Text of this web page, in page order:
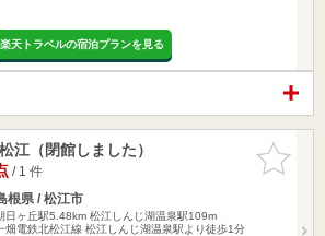
楽天トラベルの宿泊プランを見る
お気に入
りに追加
江（閉館しました）
/ 1 件
根県 / 松江市
日ヶ丘駅5.48km 松江しんじ湖温泉駅109m
畑電鉄北松江線 松江しんじ湖温泉駅より徒歩1分